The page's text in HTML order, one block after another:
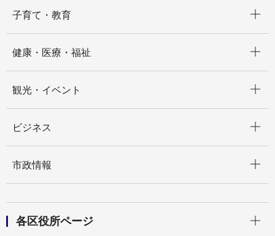
子育て・教育
健康・医療・福祉
観光・イベント
ビジネス
市政情報
各区役所ページ